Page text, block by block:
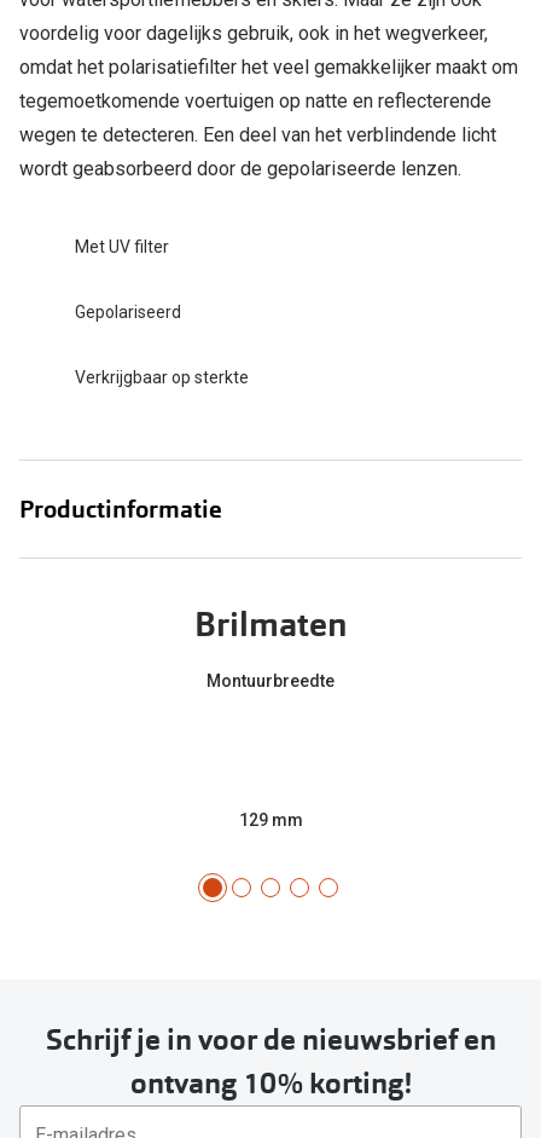
voordelig voor dagelijks gebruik, ook in het wegverkeer,
omdat het polarisatiefilter het veel gemakkelijker maakt om
tegemoetkomende voertuigen op natte en reflecterende
wegen te detecteren. Een deel van het verblindende licht
wordt geabsorbeerd door de gepolariseerde lenzen.
Met UV filter
Gepolariseerd
Verkrijgbaar op sterkte
Productinformatie
Brilmaten
Montuurbreedte
129 mm
Schrijf je in voor de nieuwsbrief en
ontvang 10% korting!